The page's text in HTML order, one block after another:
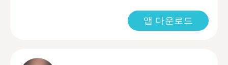
앱 다운로드